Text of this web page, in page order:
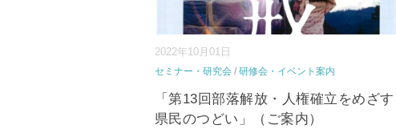
2022年10月01日
セミナー・研究会/ 研修会・イベント案内
「第13回部落解放・人権確立をめざす
県民のつどい」（ご案内）